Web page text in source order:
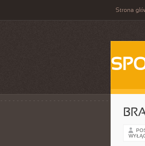
Strona